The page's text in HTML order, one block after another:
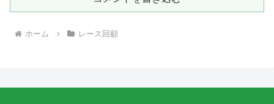
ホーム レース回顧